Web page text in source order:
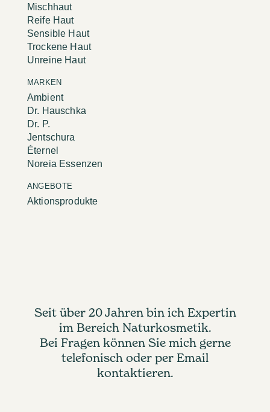
Mischhaut
Reife Haut
Sensible Haut
Trockene Haut
Unreine Haut
MARKEN
Ambient
Dr. Hauschka
Dr. P.
Jentschura
Éternel
Noreia Essenzen
ANGEBOTE
Aktionsprodukte
Seit über 20 Jahren bin ich Expertin
im Bereich Naturkosmetik.
Bei Fragen können Sie mich gerne
telefonisch oder per Email
kontaktieren.